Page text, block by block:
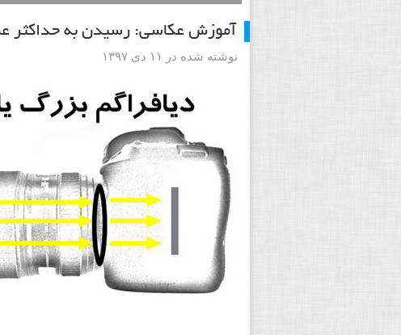
آموزش عکاسی: رسیدن به حداکثر
نوشته شده در ۱۱ دی ۱۳۹۷